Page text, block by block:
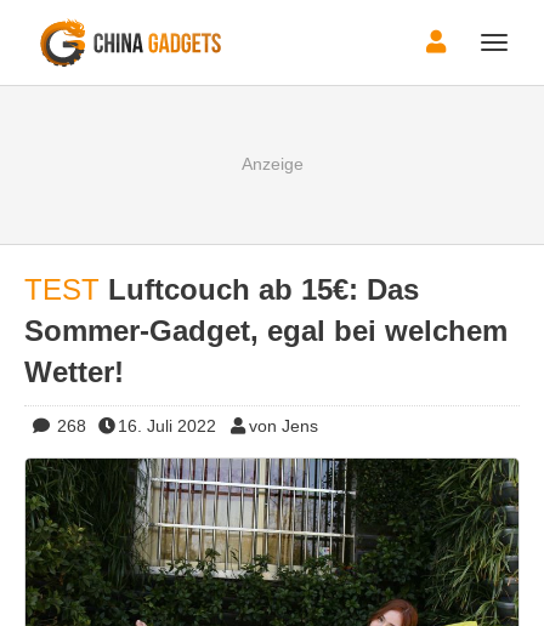
Toggle
TEST Luftcouch ab 15€: Das
Sommer-Gadget, egal bei welchem
Wetter!
268 16. Juli 2022 von Jens